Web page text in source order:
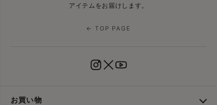
アイテムをお届けします。
← TOP PAGE
お買い物